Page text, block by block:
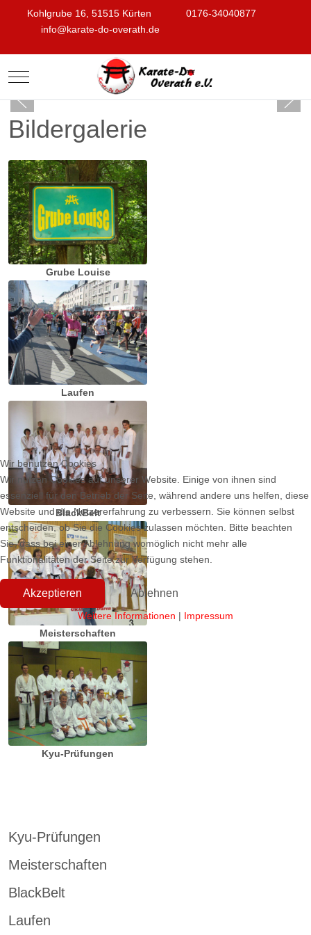
Kohlgrube 16, 51515 Kürten
0176-34040877
info@karate-do-overath.de
Mobile Menu Toggle
Bildergalerie
Grube Louise
Laufen
BlackBelt
Meisterschaften
Kyu-Prüfungen
Kyu-Prüfungen
Meisterschaften
BlackBelt
Laufen
Wir benutzen Cookies
Wir nutzen Cookies auf unserer Website. Einige von ihnen sind
essenziell für den Betrieb der Seite, während andere uns helfen, diese
Website und die Nutzererfahrung zu verbessern. Sie können selbst
entscheiden, ob Sie die Cookies zulassen möchten. Bitte beachten
Sie, dass bei einer Ablehnung womöglich nicht mehr alle
Funktionalitäten der Seite zur Verfügung stehen.
Akzeptieren Ablehnen
Weitere Informationen | Impressum